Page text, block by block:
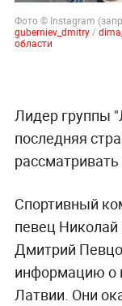
Фото © Instagram
guberniev_dmitry/
области
Лидер группы
последняя
Спортивный
певец Николай
Дмитрий
информацию о
Латвии. Они